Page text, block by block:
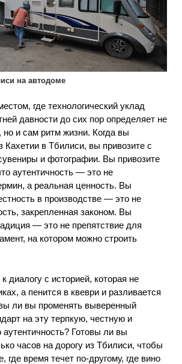
на автодоме
где технологический уклад
давности до сих пор определяет не
но и сам ритм жизни. Когда вы
Кахетии в Тбилиси, вы привозите с
и фотографии. Вы привозите
аутентичность — это не
а реальная ценность. Вы
в производстве — это не
закрепленная законом. Вы
— это не препятствие для
на котором можно строить
диалогу с историей, которая не
а пенится в квеври и разливается
ли вы променять выверенный
на эту терпкую, честную и
Готовы ли вы
часов на дорогу из Тбилиси, чтобы
где время течет по-другому, где вино